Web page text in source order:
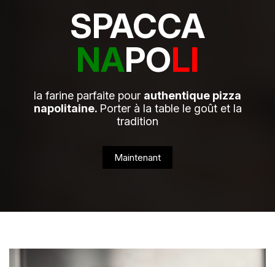
SPACCA
NAPOLI
la farine parfaite pour authentique pizza
napolitaine. Porter à la table le goût et la
tradition
Maintenant